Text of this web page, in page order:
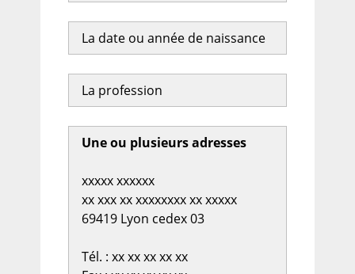
La date ou année de naissance
La profession
Une ou plusieurs adresses
xxxxx xxxxxx
xx xxx xx xxxxxxxx xx xxxxx
69419 Lyon cedex 03
Tél. : xx xx xx xx xx